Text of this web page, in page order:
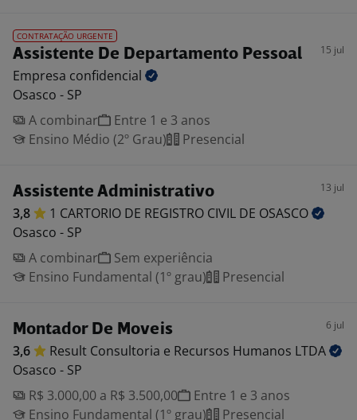
CONTRATAÇÃO URGENTE
Assistente De Departamento Pessoal 15 jul
Empresa confidencial
Osasco - SP
A combinar
Entre 1 e 3 anos
Ensino Médio (2º Grau)
Presencial
Assistente Administrativo 13 jul
3,8 1 CARTORIO DE REGISTRO CIVIL DE OSASCO
Osasco - SP
A combinar
Sem experiência
Ensino Fundamental (1º grau)
Presencial
Montador De Moveis 6 jul
3,6 Result Consultoria e Recursos Humanos LTDA
Osasco - SP
R$ 3.000,00 a R$ 3.500,00
Entre 1 e 3 anos
Ensino Fundamental (1º grau)
Presencial